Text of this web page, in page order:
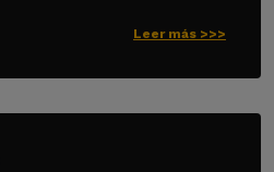
Leer más >>>